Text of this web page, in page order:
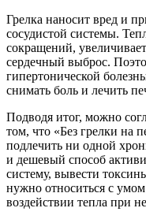
Грелка наносит вред и
сосудистой системы.
сокращений,
сердечный выброс.
гипертонической
снимать боль и лечить
Подводя итог, можно
том, что «Без грелки на
подлечить ни одной
и дешевый способ
систему, вывести
нужно относиться с
воздействии тепла при